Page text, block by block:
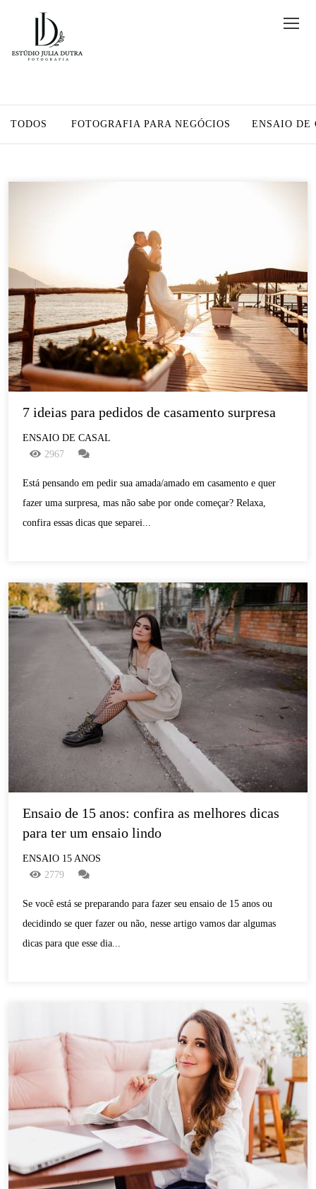
TODOS FOTOGRAFIA PARA NEGÓCIOS ENSAIO DE
7 ideias para pedidos de casamento surpresa
ENSAIO DE CASAL
2967
Está pensando em pedir sua amada/amado em casamento e quer
fazer uma surpresa, mas não sabe por onde começar? Relaxa,
confira essas dicas que separei...
Ensaio de 15 anos: confira as melhores dicas
para ter um ensaio lindo
ENSAIO 15 ANOS
2779
Se você está se preparando para fazer seu ensaio de 15 anos ou
decidindo se quer fazer ou não, nesse artigo vamos dar algumas
dicas para que esse dia...